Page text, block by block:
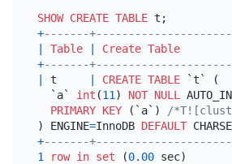
SHOW CREATE TABLE
+-------
Table
Create Table
+-------
t CREATE TABLE `t` (
  `a`
int (11 ) NOT NULL
PRIMARY KEY (`a`)
/
) ENGINE=InnoDB DEFAULT
+-------
1
row in set (0.00